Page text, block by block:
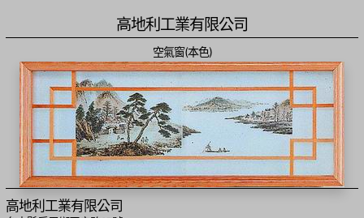
高地利工業有限公司
空氣窗(本色)
高地利工業有限公司